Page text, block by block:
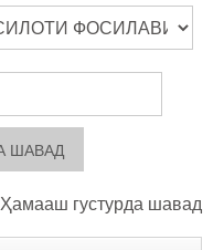
Ҳамааш густурда шавад